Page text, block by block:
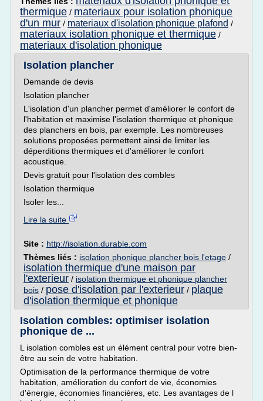
thermique / materiaux pour isolation phonique
d'un mur / materiaux d'isolation phonique plafond /
materiaux isolation phonique et thermique /
materiaux d'isolation phonique
Isolation plancher
Demande de devis
Isolation plancher
L'isolation d'un plancher permet d'améliorer le confort de
l'habitation et maximise l'isolation thermique et phonique
des planchers en bois, par exemple. Les nombreuses
solutions proposées permettent ainsi de limiter les
déperditions thermiques et d'améliorer le confort
acoustique.
Devis gratuit pour l'isolation des combles
Isolation thermique
Isoler les...
Lire la suite
Site : http://isolation.durable.com
Thèmes liés : isolation phonique plancher bois l'etage /
isolation thermique d'une maison par
l'exterieur / isolation thermique et phonique plancher
bois / pose d'isolation par l'exterieur / plaque
d'isolation thermique et phonique
Isolation combles: optimiser isolation
phonique de ...
L isolation combles est un élément central pour votre bien-
être au sein de votre habitation.
Optimisation de la performance thermique de votre
habitation, amélioration du confort de vie, économies
d'énergie, économies financières, etc. Les avantages de l